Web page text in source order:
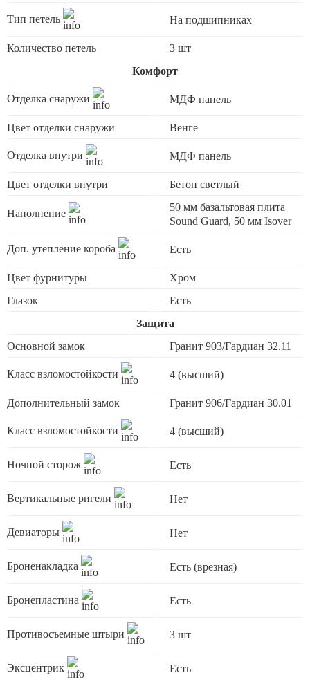
Тип петель На подшипниках
Количество петель
3 шт
Комфорт
Отделка снаружи МДФ панель
Цвет отделки снаружи Венге
Отделка внутри МДФ панель
Цвет отделки внутри Бетон светлый
Наполнение
50 мм базальтовая плита
Sound Guard, 50 мм Isover
Доп. утепление короба Есть
Цвет фурнитуры
Хром
Глазок
Есть
Защита
Основной замок
Гранит 903/Гардиан 32.11
Класс взломостойкости 4 (высший)
Дополнительный замок Гранит 906/Гардиан 30.01
Класс взломостойкости 4 (высший)
Ночной сторож Есть
Вертикальные ригели Нет
Девиаторы Нет
Броненакладка Есть (врезная)
Бронепластина Есть
Противосъемные штыри 3 шт
Эксцентрик Есть